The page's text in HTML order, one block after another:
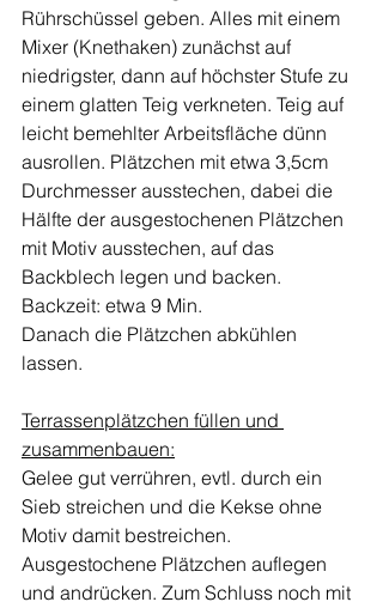
Rührschüssel geben. Alles mit einem
Mixer (Knethaken) zunächst auf
niedrigster, dann auf höchster Stufe zu
einem glatten Teig verkneten. Teig auf
leicht bemehlter Arbeitsfläche dünn
ausrollen. Plätzchen mit etwa 3,5cm
Durchmesser ausstechen, dabei die
Hälfte der ausgestochenen Plätzchen
mit Motiv ausstechen, auf das
Backblech legen und backen.
Backzeit: etwa 9 Min.
Danach die Plätzchen abkühlen
lassen.
Terrassenplätzchen füllen und
zusammenbauen:
Gelee gut verrühren, evtl. durch ein
Sieb streichen und die Kekse ohne
Motiv damit bestreichen.
Ausgestochene Plätzchen auflegen
und andrücken. Zum Schluss noch mit